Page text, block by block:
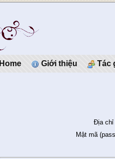
Home Giới thiệu Tác
Địa chỉ
Mật mã